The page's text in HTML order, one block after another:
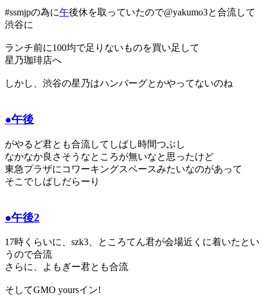
#ssmjpの為に午後休を取っていたので@yakumo3と合流して
渋谷に
ランチ前に100均で足りないものを買い足して
星乃珈琲店へ
しかし、渋谷の星乃はハンバーグとかやってないのね
●午後
がやるど君とも合流してしばし時間つぶし
なかなか良さそうなところが無いなと思ったけど
東急プラザにコワーキングスペースみたいなのがあって
そこでしばしだらーり
●午後2
17時くらいに、szk3、ところてん君が会場近くに着いたとい
うので合流
さらに、よもぎー君とも合流
そしてGMO yoursイン!